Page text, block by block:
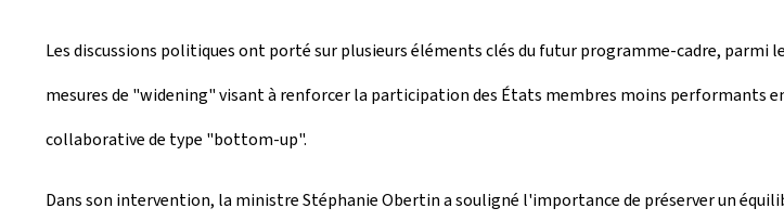
Les discussions politiques ont porté sur plusieurs éléments clés du futur programme-cadre,
mesures de "widening" visant à renforcer la participation des États membres moins performants
collaborative de type "bottom-up".
Dans son intervention, la ministre Stéphanie Obertin a souligné l'importance de préserver un